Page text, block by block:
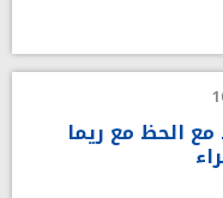
الحظ مع ريما